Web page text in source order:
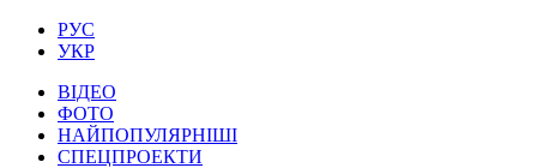
РУС
УКР
ВІДЕО
ФОТО
НАЙПОПУЛЯРНІШІ
СПЕЦПРОЕКТИ